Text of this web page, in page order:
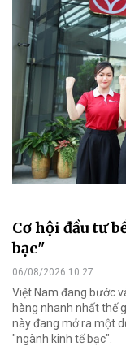
Cơ hội đầu tư
bạc"
06/08/2026 10:27
Việt Nam đang bước
hàng nhanh nhất thế
này đang mở ra một
"ngành kinh tế bạc".